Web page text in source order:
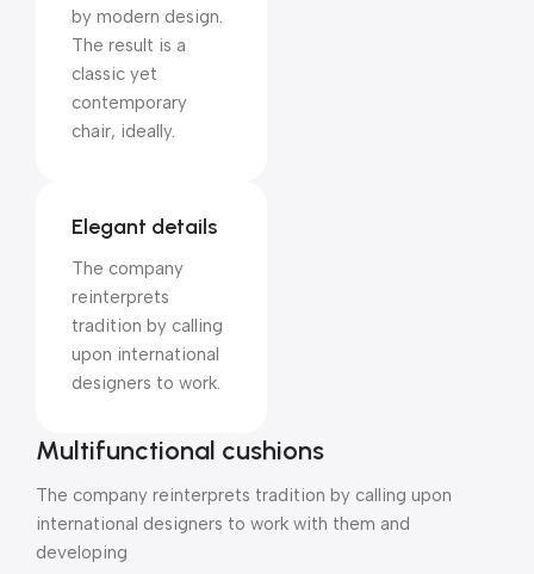
by modern design.
The result is a
classic yet
contemporary
chair, ideally.
Elegant details
The company
reinterprets
tradition by calling
upon international
designers to work.
Multifunctional cushions
The company reinterprets tradition by calling upon
international designers to work with them and
developing